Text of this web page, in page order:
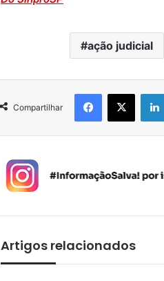
ação judicial
Compartilhar
Artigos relacionados